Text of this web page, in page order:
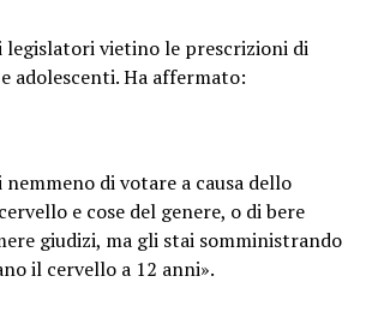
legislatori vietino le prescrizioni di
adolescenti. Ha affermato:
di votare a causa dello
e cose del genere, o di bere
giudizi, ma gli stai somministrando
il cervello a 12 anni».